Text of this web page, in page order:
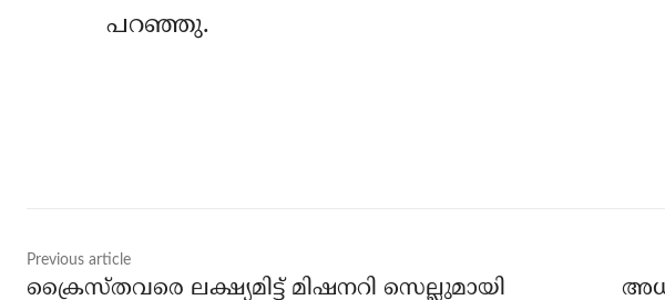
പറഞ്ഞു.
Previous article
ക്രൈസ്തവരെ ലക്ഷ്യമിട്ട് മിഷനറി സെല്ലുമായി